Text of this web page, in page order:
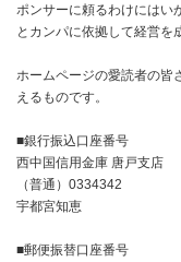
ポンサーに頼るわけにはい
とカンパに依拠して経営を
ホームページの愛読者の皆
えるものです。
■銀行振込口座番号
西中国信用金庫 唐戸支店
（普通）0334342
宇都宮知恵
■郵便振替口座番号